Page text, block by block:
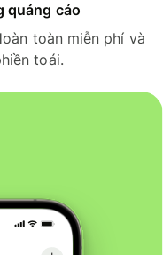
quảng cáo
toàn miễn phí và
toái.